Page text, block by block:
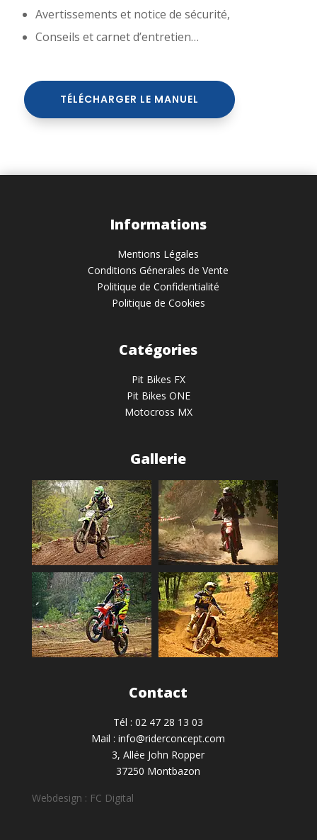
Avertissements et notice de sécurité,
Conseils et carnet d’entretien…
TÉLÉCHARGER LE MANUEL
Informations
Mentions Légales
Conditions Génerales de Vente
Politique de Confidentialité
Politique de Cookies
Catégories
Pit Bikes FX
Pit Bikes ONE
Motocross MX
Gallerie
Contact
Tél : 02 47 28 13 03
Mail : info@riderconcept.com
3, Allée John Ropper
37250 Montbazon
Webdesign : FC Digital